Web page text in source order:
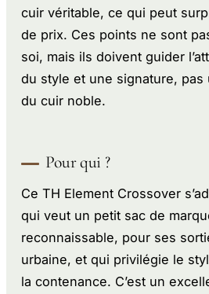
cuir véritable, ce qui peut
de prix. Ces points ne sont
soi, mais ils doivent guider
du style et une signature, pas
du cuir noble.
Pour qui ?
Ce TH Element Crossover
qui veut un petit sac de
reconnaissable, pour ses
urbaine, et qui privilégie le
la contenance. C’est un